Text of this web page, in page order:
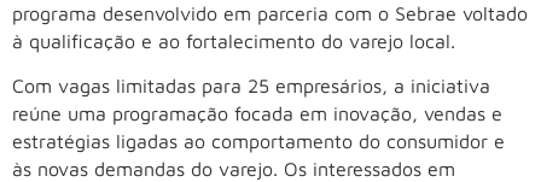
programa desenvolvido em parceria com o Sebrae voltado
à qualificação e ao fortalecimento do varejo local.
Com vagas limitadas para 25 empresários, a iniciativa
reúne uma programação focada em inovação, vendas e
estratégias ligadas ao comportamento do consumidor e
às novas demandas do varejo. Os interessados em